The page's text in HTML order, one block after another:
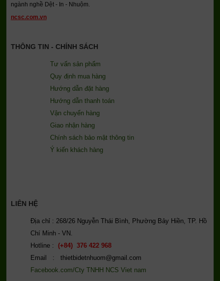
ngành nghề Dệt - In - Nhuộm.
ncsc.com.vn
THÔNG TIN - CHÍNH SÁCH
Tư vấn sản phẩm
Quy định mua hàng
Hướng dẫn đặt hàng
Hướng dẫn thanh toán
Vận chuyển hàng
Giao nhận hàng
Chính sách bảo mật thông tin
Ý kiến khách hàng
LIÊN HỆ
Địa chỉ : 268/26 Nguyễn Thái Bình, Phường Bảy Hiền, TP. Hồ
Chí Minh - VN.
Hotline : (+84) 376 422 968
Email : thietbidetnhuom@gmail.com
Facebook.com/Cty TNHH NCS Viet nam